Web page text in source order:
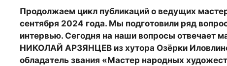
Продолжаем цикл публикаций о ведущих
сентября 2024 года. Мы подготовили ряд
интервью. Сегодня на наши вопросы отвечает
НИКОЛАЙ АРЗЯНЦЕВ из хутора Озёрки
обладатель звания «Мастер народных